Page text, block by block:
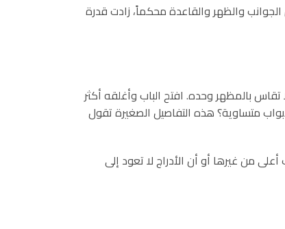
الجوانب والظهر والقاعدة محكماً، زادت قدرة
بالمظهر وحده. افتح الباب وأغلقه أكثر
متساوية؟ هذه التفاصيل الصغيرة تقول
من غيرها أو أن الأدراج لا تعود إلى